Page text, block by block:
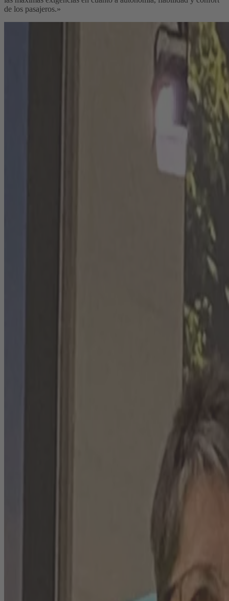
de los pasajeros.»